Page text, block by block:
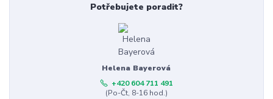
Potřebujete poradit?
Helena Bayerová
+420 604 711 491
(Po-Čt, 8-16 hod.)